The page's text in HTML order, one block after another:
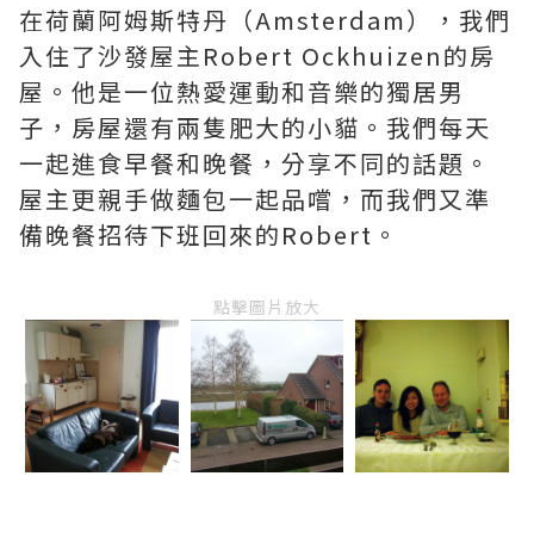
在荷蘭阿姆斯特丹（Amsterdam），我們
入住了沙發屋主Robert Ockhuizen的房
屋。他是一位熱愛運動和音樂的獨居男
子，房屋還有兩隻肥大的小貓。我們每天
一起進食早餐和晚餐，分享不同的話題。
屋主更親手做麵包一起品嚐，而我們又準
備晚餐招待下班回來的Robert。
點擊圖片放大